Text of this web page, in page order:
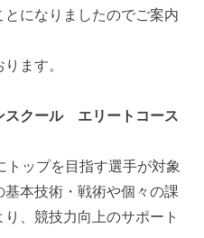
になりましたのでご案内
ます。
スクール エリートコース
ップを目指す選手が対象
本技術・戦術や個々の課
、競技力向上のサポート